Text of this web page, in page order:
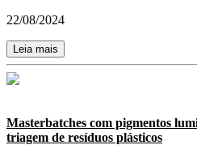
22/08/2024
Leia mais
Masterbatches com pigmentos
triagem de resíduos plásticos